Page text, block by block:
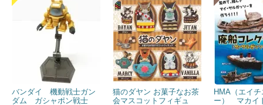
バンダイ 機動戦士ガン
ダム ガシャポン戦士
猫のダヤン お菓子なお茶
会マスコットフィギュ
HMA（エイ
ー） マカイ